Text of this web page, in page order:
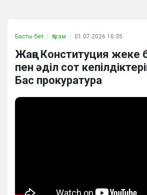
Басты бет Қоғам 01.07.2026 16:35
Жаңа Конституция жеке
пен әділ сот
Бас прокуратура